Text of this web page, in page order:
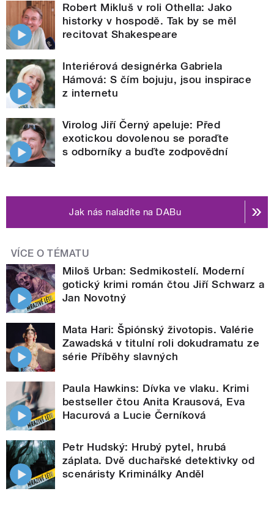
Robert Mikluš v roli Othella: Jako
historky v hospodě. Tak by se měl
recitovat Shakespeare
Interiérová designérka Gabriela
Hámová: S čím bojuju, jsou inspirace
z internetu
Virolog Jiří Černý apeluje: Před
exotickou dovolenou se poraďte
s odborníky a buďte zodpovědní
Jak nás naladíte na DABu
VÍCE O TÉMATU
Miloš Urban: Sedmikostelí. Moderní
gotický krimi román čtou Jiří Schwarz a
Jan Novotný
Mata Hari: Špiónský životopis. Valérie
Zawadská v titulní roli dokudramatu ze
série Příběhy slavných
Paula Hawkins: Dívka ve vlaku. Krimi
bestseller čtou Anita Krausová, Eva
Hacurová a Lucie Černíková
Petr Hudský: Hrubý pytel, hrubá
záplata. Dvě duchařské detektivky od
scenáristy Kriminálky Anděl